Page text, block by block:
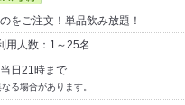
をご注文！単品飲み放題！
用人数：1～25名
日21時まで
る場合があります。